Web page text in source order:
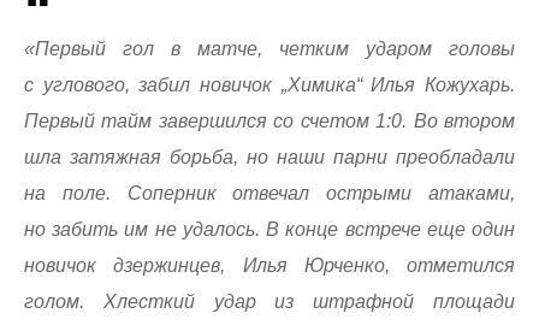
«Первый гол в матче, четким ударом головы
с углового, забил новичок „Химика“ Илья Кожухарь.
Первый тайм завершился со счетом 1:0. Во втором
шла затяжная борьба, но наши парни преобладали
на поле. Соперник отвечал острыми атаками,
но забить им не удалось. В конце встрече еще один
новичок дзержинцев, Илья Юрченко, отметился
голом. Хлесткий удар из штрафной площади